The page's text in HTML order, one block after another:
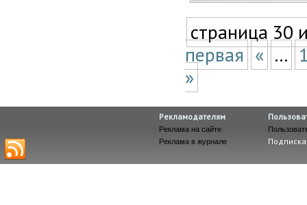
страница 30
первая « ...
»
Рекламодателям
Реклама на сайте
Реклама в журнале